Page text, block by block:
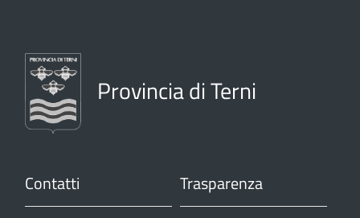
Provincia di Terni
Contatti Trasparenza